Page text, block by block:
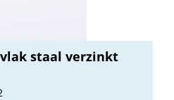
staal verzinkt